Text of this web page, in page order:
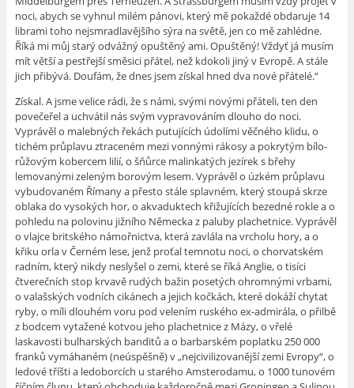
noci, abych se vyhnul milém pánovi, který mě pokaždé obdaruje 14
librami toho nejsmradlavějšího sýra na světě, jen co mě zahlédne.
Říká mi můjstarýodvážný opuštěný ami. Opuštěný! Vždyť já musím
mít větší a pestřejší směsici přátel, než kdokoli jiný v Evropě. A stále
jich přibývá. Doufám, že dnes jsem získal hned dva nové přátelé.“
Získal. A jsme velice rádi, že s námi, svými novými přáteli, ten den
povečeřel a uchvátil nás svým vypravováním dlouho do noci.
Vyprávěl o malebných řekách putujících údolími věčného klidu, o
tichém průplavu ztraceném mezi vonnými rákosy a pokrytým bílo-
růžovým kobercem lilií, o šňůrce malinkatých jezírek s břehy
lemovanými zeleným borovým lesem. Vyprávěl o úzkém průplavu
vybudovaném Římany a přesto stále splavném, který stoupá skrze
oblaka do vysokých hor, o akvaduktech křižujících bezedné rokle a o
pohledu na polovinu jižního Německa z paluby plachetnice. Vyprávěl
o vlajce britského námořnictva, která zavlála na vrcholu hory, a o
křiku orla v Černém lese, jenž proťal temnotu noci, o chorvatském
radním, který nikdy neslyšel o zemi, které se říká Anglie, o tisíci
čtverečních stop krvavě rudých bažin posetých ohromnými vrbami,
o valašských vodních cikánech a jejich kočkách, které dokáží chytat
ryby, o míli dlouhém voru pod velením ruského ex-admirála, o přilbě
z bodcem vytažené kotvou jeho plachetnice z Mázy, o vřelé
laskavosti bulharských banditů a o barbarském poplatku 250 000
franků vymáhaném (neúspěšně) v „nejcivilizovanější zemi Evropy“, o
ledové tříšti a ledoborcích u starého Amsterodamu, o 1000 tunovém